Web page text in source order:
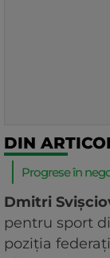
DIN
Progrese în
Dmitri
pentru sport
poziția